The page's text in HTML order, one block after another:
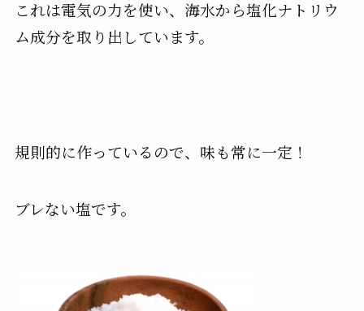
これは電気の力を使い、海水から塩化ナトリウ
ム成分を取り出しています。
規則的に作っているので、味も常に一定！
ブレない塩です。